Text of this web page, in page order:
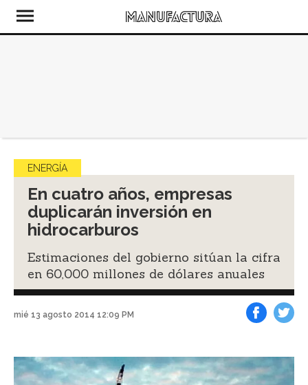
ENERGÍA
En cuatro años, empresas
duplicarán inversión en
hidrocarburos
Estimaciones del gobierno sitúan la cifra
en 60,000 millones de dólares anuales
mié 13 agosto 2014 12:09 PM